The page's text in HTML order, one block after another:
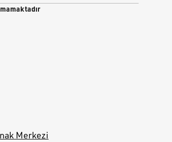
Merkezi